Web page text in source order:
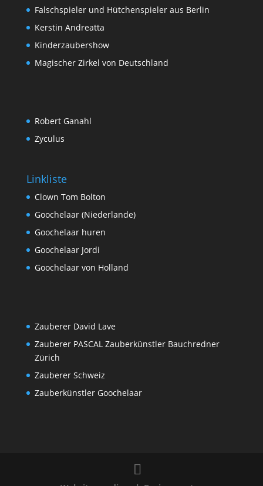
Falschspieler und Hütchenspieler aus Berlin
Kerstin Andreatta
Kinderzaubershow
Magischer Zirkel von Deutschland
Robert Ganahl
Zyculus
Linkliste
Clown Tom Bolton
Goochelaar (Niederlande)
Goochelaar huren
Goochelaar Jordi
Goochelaar von Holland
Zauberer David Lave
Zauberer PASCAL Zauberkünstler Bauchredner
Zürich
Zauberer Schweiz
Zauberkünstler Goochelaar